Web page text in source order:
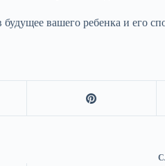
вашего ребенка и его